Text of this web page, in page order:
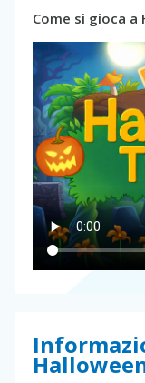
Come si gioca a